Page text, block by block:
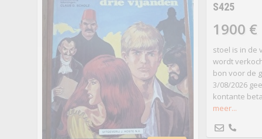
S425
1900 €
stoel is in de
wordt
bon voor de
3/08/2026
kontante
meer...